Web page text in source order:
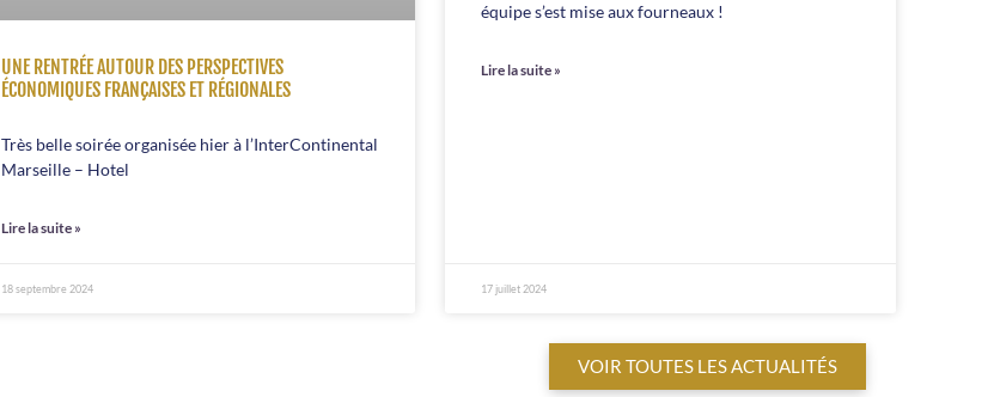
UNE RENTRÉE AUTOUR DES PERSPECTIVES
ÉCONOMIQUES FRANÇAISES ET RÉGIONALES
Très belle soirée organisée hier à l’InterContinental
Marseille – Hotel
Lire la suite »
18 septembre 2024
équipe s’est mise aux fourneaux !
Lire la suite »
17 juillet 2024
VOIR TOUTES LES ACTUALITÉS